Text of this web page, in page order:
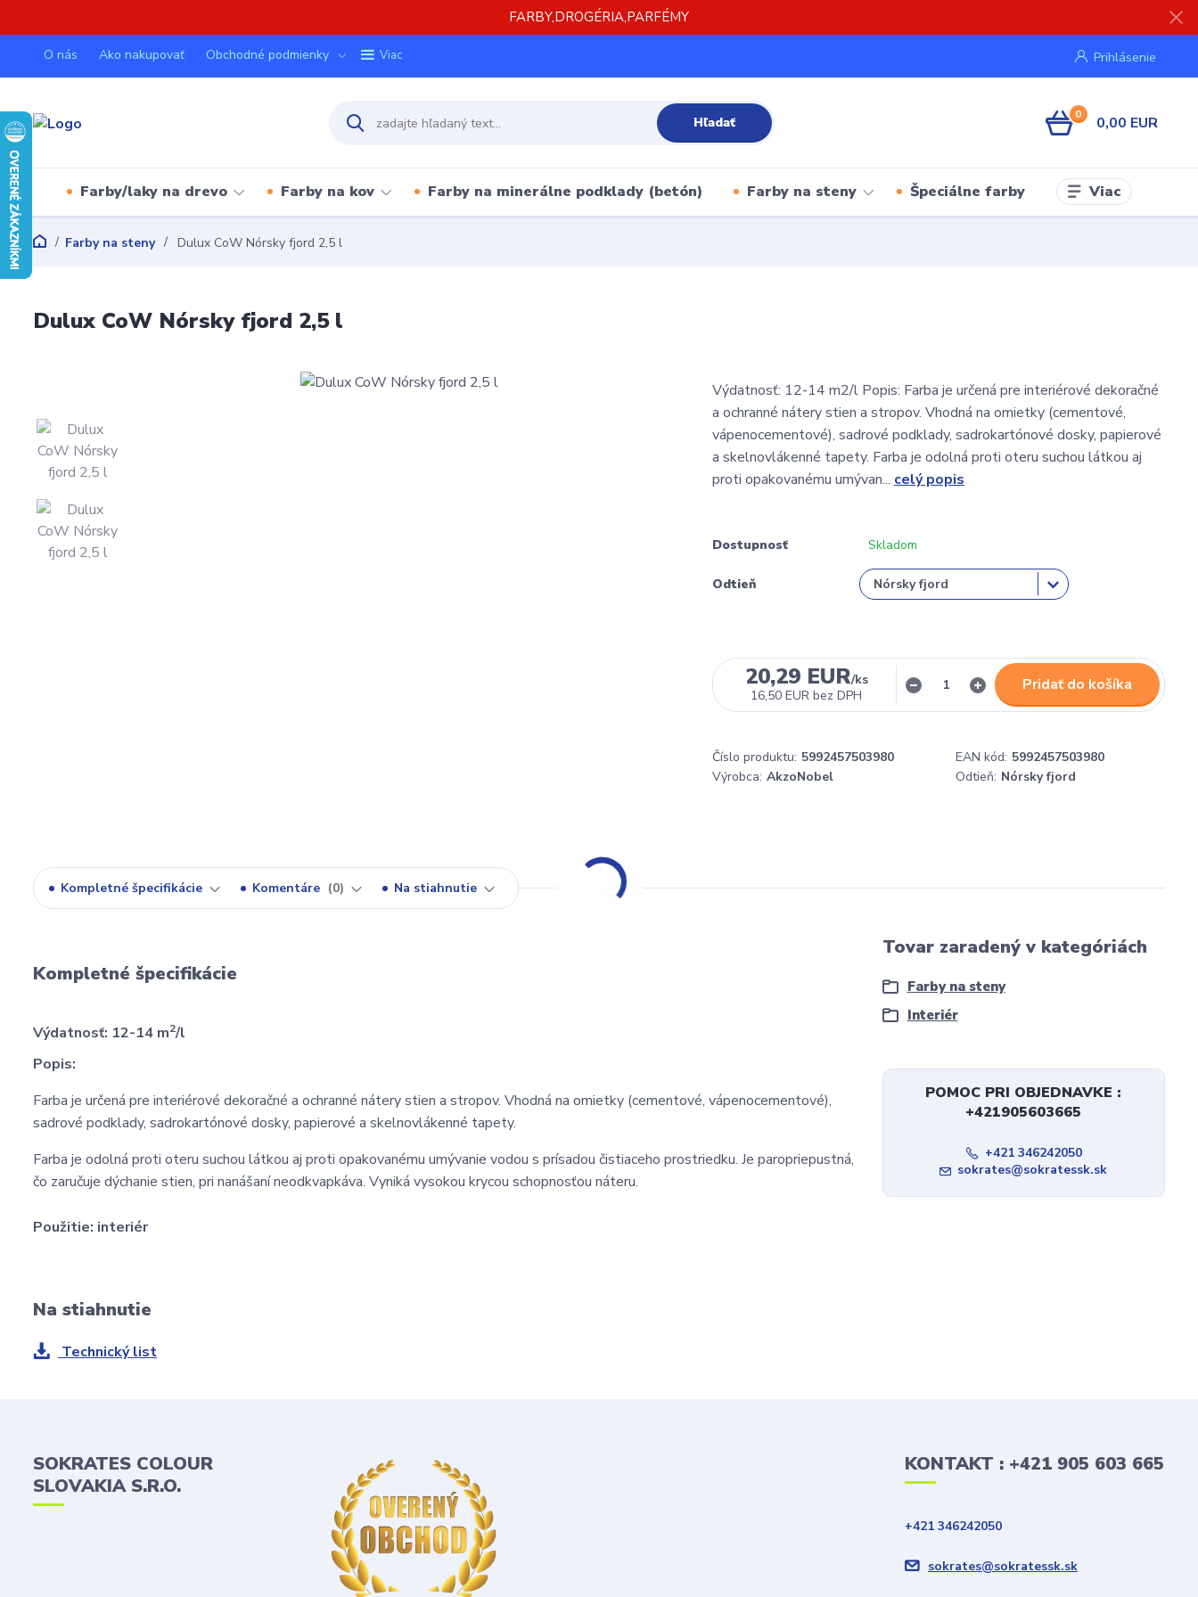
FARBY,DROGÉRIA,PARFÉMY
O nás Ako nakupovať Obchodné podmienky Viac Prihlásenie
Hľadať 0 0,00 EUR
Farby/laky na drevo Farby na kov Farby na minerálne podklady (betón) Farby na steny Špeciálne farby Viac
Farby na steny Dulux CoW Nórsky fjord 2,5 l
Dulux CoW Nórsky fjord 2,5 l
Výdatnosť: 12-14 m2/l Popis: Farba je určená pre interiérové dekoračné
a ochranné nátery stien a stropov. Vhodná na omietky (cementové,
vápenocementové), sadrové podklady, sadrokartónové dosky, papierové
a skelnovlákenné tapety. Farba je odolná proti oteru suchou látkou aj
proti opakovanému umývan... celý popis
Dostupnosť Skladom
Odtieň
20,29 EUR/ks
16,50 EUR bez DPH
Pridať do košíka
Číslo produktu: 5992457503980 EAN kód: 5992457503980
Výrobca: AkzoNobel Odtieň: Nórsky fjord
Kompletné špecifikácie Komentáre 0 Na stiahnutie
Kompletné špecifikácie
Výdatnosť: 12-14 m2/l
Popis:
Farba je určená pre interiérové dekoračné a ochranné nátery stien a stropov. Vhodná na omietky (cementové, vápenocementové),
sadrové podklady, sadrokartónové dosky, papierové a skelnovlákenné tapety.
Farba je odolná proti oteru suchou látkou aj proti opakovanému umývanie vodou s prísadou čistiaceho prostriedku. Je paropriepustná,
čo zaručuje dýchanie stien, pri nanášaní neodkvapkáva. Vyniká vysokou krycou schopnosťou náteru.
Použitie: interiér
Tovar zaradený v kategóriách
Farby na steny
Interiér
POMOC PRI OBJEDNAVKE :
+421905603665
+421 346242050
sokrates@sokratessk.sk
Na stiahnutie
Technický list
SOKRATES COLOUR
SLOVAKIA S.R.O.
KONTAKT : +421 905 603 665
+421 346242050
sokrates@sokratessk.sk